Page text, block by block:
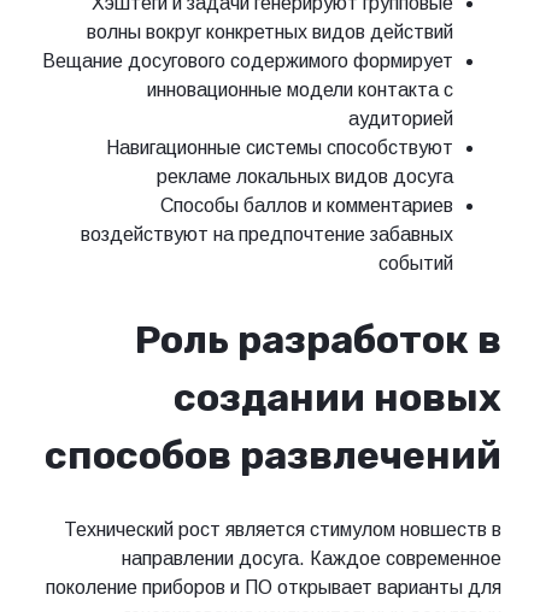
волны вокруг конкретных видов
Вещание досугового содержимого
инновационные модели
Навигационные системы
рекламе локальных видов
Способы баллов и
воздействуют на предпочтение
Роль
создании
способов
Технический рост является стимулом
направлении досуга. Каждое
поколение приборов и ПО открывает